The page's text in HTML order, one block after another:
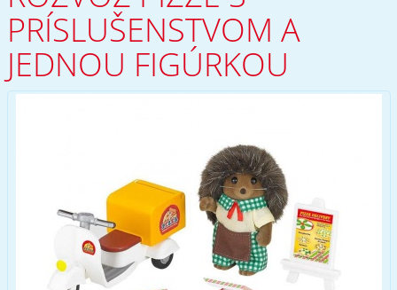
PRÍSLUŠENSTVOM A
JEDNOU FIGÚRKOU